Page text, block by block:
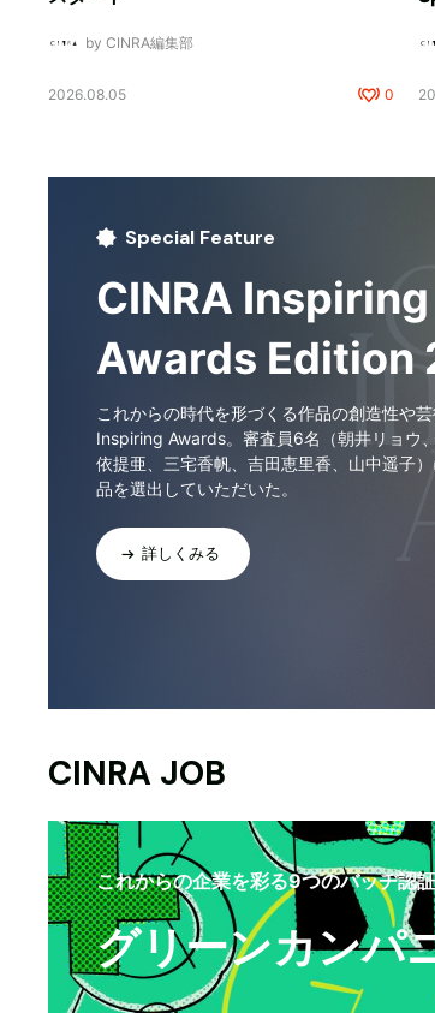
by CINRA編集部
2026.08.05 0
Special Feature
CINRA Inspiring
Awards Edition
これからの時代を形づくる作品の創造性や
Inspiring Awards。審査員6名（朝井リョウ
依提亜、三宅香帆、吉田恵里香、山中遥子
品を選出していただいた。
詳しくみる
CINRA JOB
これからの企業を彩る9つのバッヂ認
グリーンカンパ